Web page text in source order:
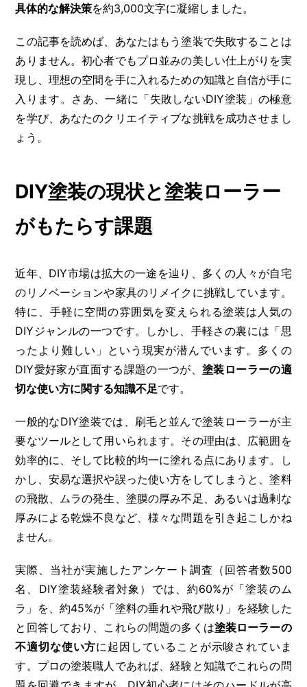
具体的な解決策を約3,000文字に凝縮しました。
この記事を読めば、あなたはもう塗装で失敗することは
ありません。初心者でもプロ並みの美しい仕上がりを実
現し、理想の空間を手に入れるための知識と自信が手に
入ります。さあ、一緒に「失敗しないDIY塗装」の極意
を学び、あなたのクリエイティブな挑戦を成功させまし
ょう。
DIY塗装の現状と塗装ローラー
がもたらす課題
近年、DIY市場は拡大の一途を辿り、多くの人々が自宅
のリノベーションや家具のリメイクに挑戦しています。
特に、手軽に空間の雰囲気を変えられる塗装は人気の
DIYジャンルの一つです。しかし、手軽さの裏には「思
ったより難しい」という現実が潜んでいます。多くの
DIY愛好家が直面する課題の一つが、塗装ローラーの適
切な使い方に関する知識不足です。
一般的なDIY塗装では、刷毛と並んで塗装ローラーが主
要なツールとして用いられます。その理由は、広範囲を
効率的に、そして比較的均一に塗れる点にあります。し
かし、安易な選択や誤った使い方をしてしまうと、塗料
の飛散、ムラの発生、塗膜の厚み不足、あるいは過剰な
厚みによる乾燥不良など、様々な問題を引き起こしかね
ません。
実際、当社が実施したアンケート調査（回答者数500
名、DIY塗装経験者対象）では、約60%が「塗装のム
ラ」を、約45%が「塗料の垂れや飛び散り」を経験した
と回答しており、これらの問題の多くは塗装ローラーの
不適切な使い方に起因していることが示唆されていま
す。プロの塗装職人であれば、経験と知識でこれらの問